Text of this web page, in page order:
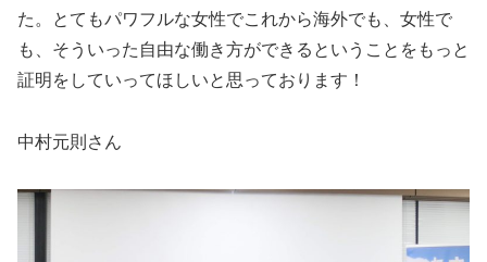
た。とてもパワフルな女性でこれから海外でも、女性で
も、そういった自由な働き方ができるということをもっと
証明をしていってほしいと思っております！
中村元則さん